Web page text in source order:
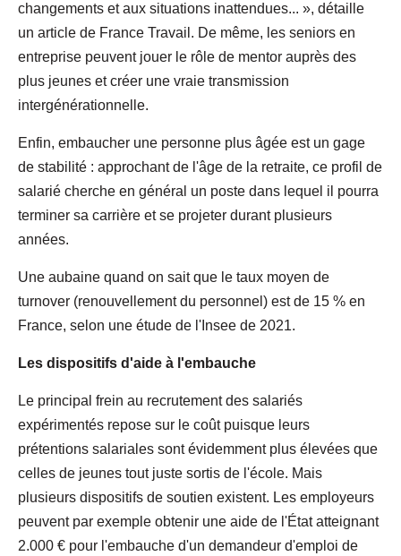
changements et aux situations inattendues... », détaille
un article de France Travail. De même, les seniors en
entreprise peuvent jouer le rôle de mentor auprès des
plus jeunes et créer une vraie transmission
intergénérationnelle.
Enfin, embaucher une personne plus âgée est un gage
de stabilité : approchant de l'âge de la retraite, ce profil de
salarié cherche en général un poste dans lequel il pourra
terminer sa carrière et se projeter durant plusieurs
années.
Une aubaine quand on sait que le taux moyen de
turnover (renouvellement du personnel) est de 15 % en
France, selon une étude de l'Insee de 2021.
Les dispositifs d'aide à l'embauche
Le principal frein au recrutement des salariés
expérimentés repose sur le coût puisque leurs
prétentions salariales sont évidemment plus élevées que
celles de jeunes tout juste sortis de l'école. Mais
plusieurs dispositifs de soutien existent. Les employeurs
peuvent par exemple obtenir une aide de l'État atteignant
2.000 € pour l'embauche d'un demandeur d'emploi de